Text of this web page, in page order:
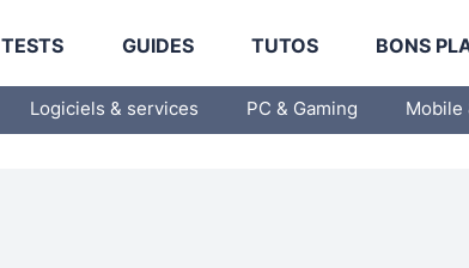
TESTS GUIDES TUTOS BONS
Logiciels & services PC & Gaming Mobile